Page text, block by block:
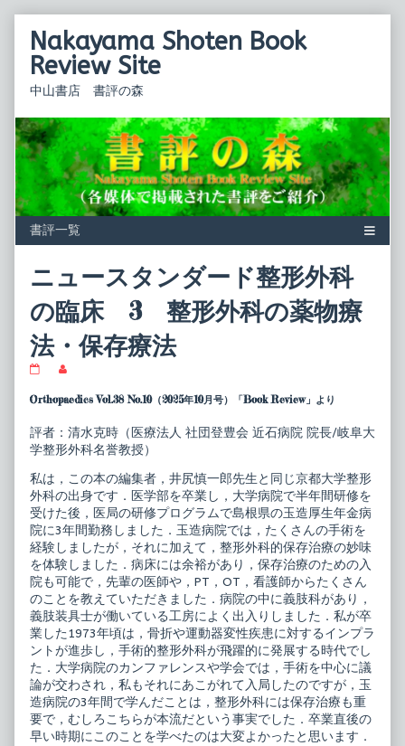
contentNakayama Shoten Book
Review Site
中山書店 書評の森
ニュースタンダード整形外科
の臨床 3 整形外科の薬物療
法・保存療法
ー
ン
ダ
ド
整
形
外
科
の
臨
床
3
整
形
外
科
の
物
療
法・
保
存
posts
author
of
ュ
ー
ス
タ
ン
ダ
ー
ド
整
形
外
科
の
臨
床
3
整
形
外
科
Orthopaedics Vol.38 No.10（2025年10月号）「Book Review」より
評者：清水克時（医療法人 社団登豊会 近石病院 院長/岐阜大
学整形外科名誉教授）
私は，この本の編集者，井尻慎一郎先生と同じ京都大学整形
外科の出身です．医学部を卒業し，大学病院で半年間研修を
受けた後，医局の研修プログラムで島根県の玉造厚生年金病
院に3年間勤務しました．玉造病院では，たくさんの手術を
経験しましたが，それに加えて，整形外科的保存治療の妙味
を体験しました．病床には余裕があり，保存治療のための入
院も可能で，先輩の医師や，PT，OT，看護師からたくさん
のことを教えていただきました．病院の中に義肢科があり，
義肢装具士が働いている工房によく出入りしました．私が卒
業した1973年頃は，骨折や運動器変性疾患に対するインプラ
ントが進歩し，手術的整形外科が飛躍的に発展する時代でし
た．大学病院のカンファレンスや学会では，手術を中心に議
論が交わされ，私もそれにあこがれて入局したのですが，玉
造病院の3年間で学んだことは，整形外科には保存治療も重
要で，むしろこちらが本流だという事実でした．卒業直後の
早い時期にこのことを学べたのは大変よかったと思います．